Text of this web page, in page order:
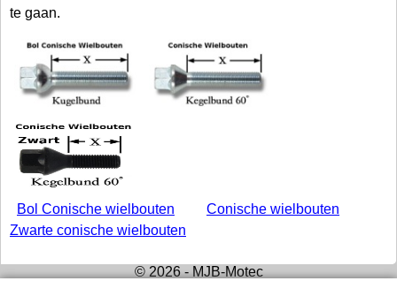
te gaan.
Bol Conische wielbouten
Conische wielbouten
Zwarte conische wielbouten
© 2026 - MJB-Motec